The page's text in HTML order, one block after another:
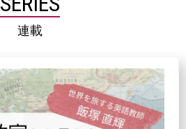
連載